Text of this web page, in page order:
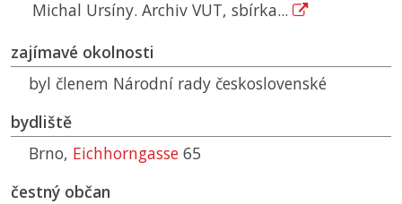
Michal Ursíny. Archiv VUT, sbírka...
zajímavé okolnosti
byl členem Národní rady československé
bydliště
Brno, Eichhorngasse 65
čestný občan